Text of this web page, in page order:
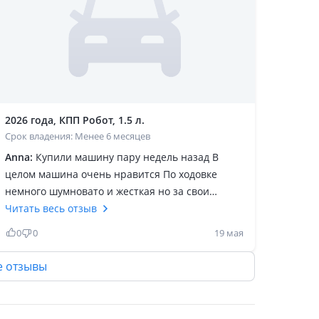
2026 года, КПП Робот, 1.5 л.
Срок владения: Менее 6 месяцев
Anna: Купили машину пару недель назад В
целом машина очень нравится По ходовке
немного шумновато и жесткая но за свои
деньги наверное самое то В салоне очень
комфортно, но не смогли через свой телефон
подключиться к планшету чтоб пользоваться
Читать весь отзыв
0 0 19 мая
отзывы